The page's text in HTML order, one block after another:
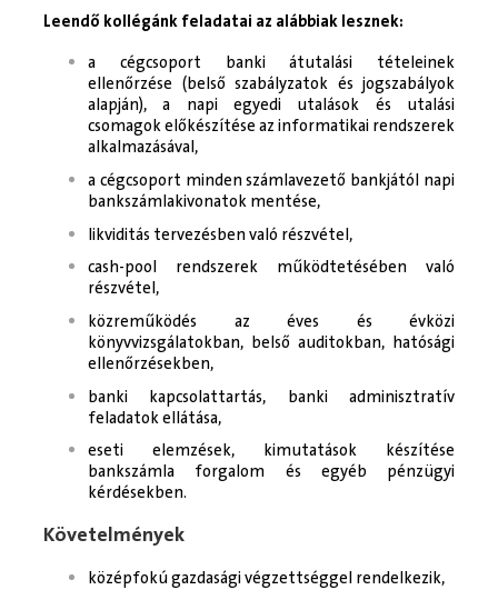
Leendő kollégánk feladatai az alábbiak lesznek:
a cégcsoport banki átutalási tételeinek
ellenőrzése (belső szabályzatok és jogszabályok
alapján), a napi egyedi utalások és utalási
csomagok előkészítése az informatikai rendszerek
alkalmazásával,
a cégcsoport minden számlavezető bankjától napi
bankszámlakivonatok mentése,
likviditás tervezésben való részvétel,
cash-pool rendszerek működtetésében való
részvétel,
közreműködés az éves és évközi
könyvvizsgálatokban, belső auditokban, hatósági
ellenőrzésekben,
banki kapcsolattartás, banki adminisztratív
feladatok ellátása,
eseti elemzések, kimutatások készítése
bankszámla forgalom és egyéb pénzügyi
kérdésekben.
Követelmények
középfokú gazdasági végzettséggel rendelkezik,